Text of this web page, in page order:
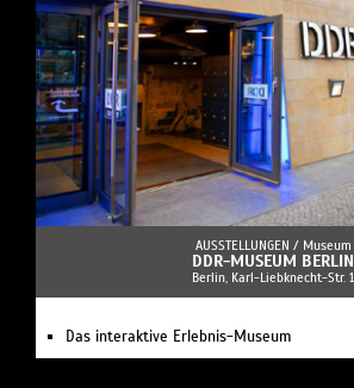
AUSSTELLUNGEN / Museum
DDR-MUSEUM BERLIN
Berlin, Karl-Liebknecht-Str. 1
Das interaktive Erlebnis-Museum